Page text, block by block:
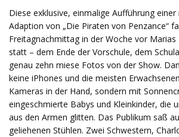
Diese exklusive, einmalige Aufführung
Adaption von „Die Piraten von Penzance“
Freitagnachmittag in der Woche vor Marias
statt – dem Ende der Vorschule, dem
genau zehn miese Fotos von der Show.
keine iPhones und die meisten
Kameras in der Hand, sondern mit
eingeschmierte Babys und Kleinkinder, die
aus den Armen glitten. Das Publikum saß
geliehenen Stühlen. Zwei Schwestern,